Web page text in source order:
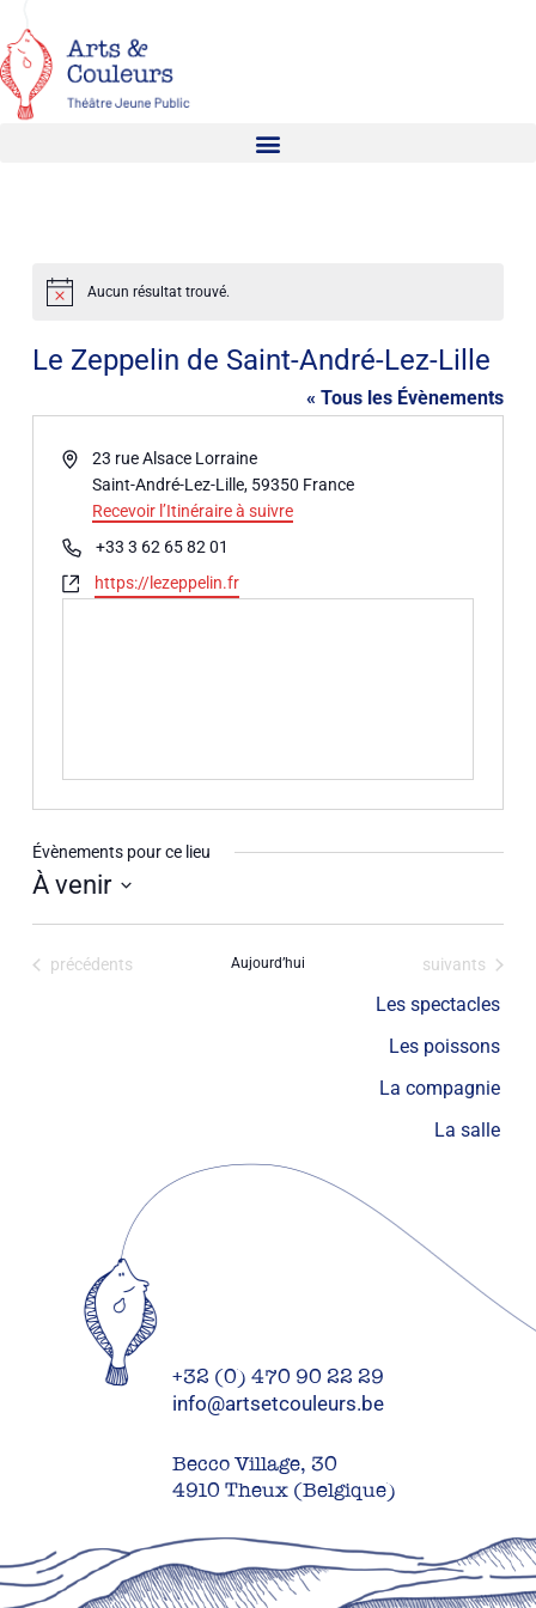
Notice Aucun résultat trouvé.
Le Zeppelin de Saint-André-Lez-Lille
« Tous les Évènements
Adresse23 rue Alsace Lorraine
Saint-André-Lez-Lille, 59350 France
Recevoir l’Itinéraire à suivre
Téléphone
+33 3 62 65 82 01
Site
https://lezeppelin.fr
Évènements pour ce lieu
À venir
date.
Évènements
précédents Aujourd’hui Évènements
suivants
Les spectacles
Les poissons
La compagnie
La salle
+32 (0) 470 90 22 29
info@artsetcouleurs.be
Becco Village, 30
4910 Theux (Belgique)